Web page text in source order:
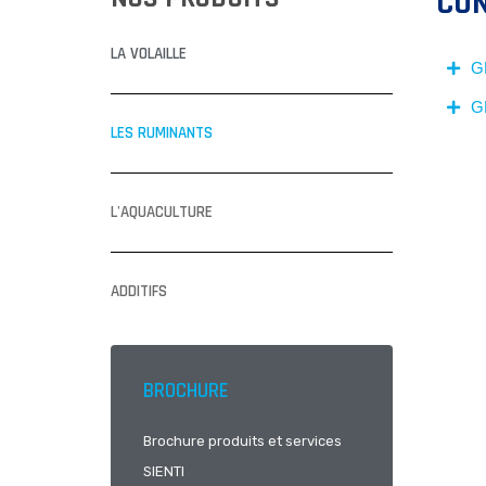
LA VOLAILLE
LES RUMINANTS
L'AQUACULTURE
ADDITIFS
BROCHURE
Brochure produits et services
SIENTI